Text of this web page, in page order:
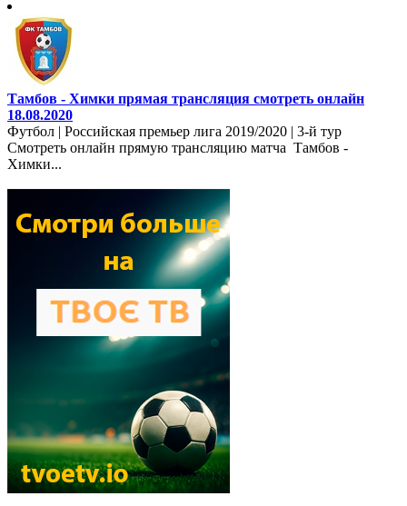
Тамбов - Химки прямая трансляция смотреть онлайн
18.08.2020
Футбол | Российская премьер лига 2019/2020 | 3-й тур
Смотреть онлайн прямую трансляцию матча Тамбов -
Химки...